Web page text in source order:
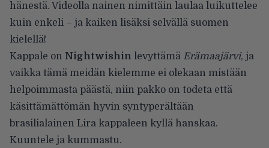
hänestä. Videolla nainen nimittäin laulaa luikuttelee
kuin enkeli – ja kaiken lisäksi selvällä suomen
kielellä!
Kappale on Nightwishin levyttämä Erämaajärvi, ja
vaikka tämä meidän kielemme ei olekaan mistään
helpoimmasta päästä, niin pakko on todeta että
käsittämättömän hyvin syntyperältään
brasilialainen Lira kappaleen kyllä hanskaa.
Kuuntele ja kummastu.